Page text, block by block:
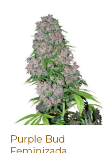
original
era:
35,00€.
Purple Bud